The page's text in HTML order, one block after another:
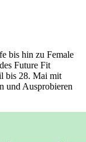
bis hin zu Female
Future Fit
bis 28. Mai mit
und Ausprobieren